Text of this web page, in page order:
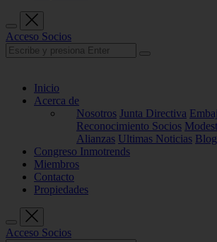
Acceso Socios
Inicio
Acerca de
Nosotros Junta Directiva
Reconocimiento Socios
Alianzas Ultimas Noticias Blog
Congreso Inmotrends
Miembros
Contacto
Propiedades
Acceso Socios